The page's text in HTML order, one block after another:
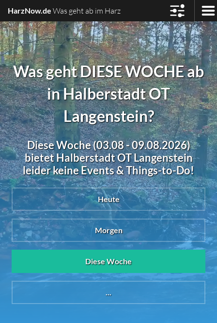
HarzNow.de Was geht ab im Harz
Was geht DIESE WOCHE ab
in Halberstadt OT
Langenstein?
Diese Woche (03.08 - 09.08.2026)
bietet Halberstadt OT Langenstein
leider keine Events & Things-to-Do!
Heute
Morgen
Diese Woche